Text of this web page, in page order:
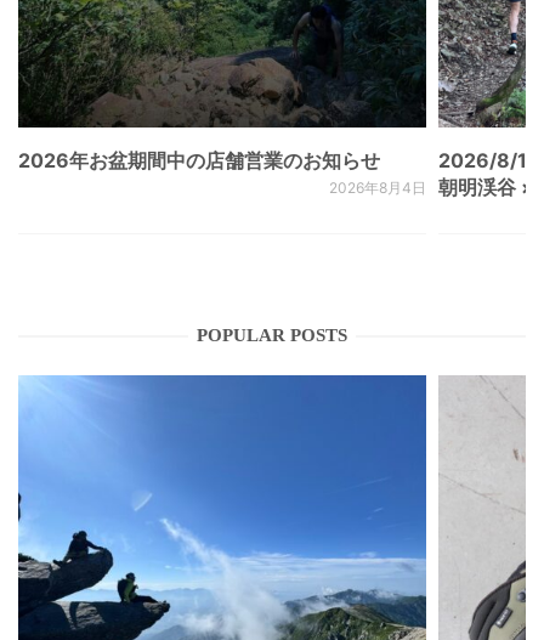
2026年お盆期間中の店舗営業のお知らせ
2026年8月4日
2026/8/
朝明渓谷 ×
POPULAR POSTS